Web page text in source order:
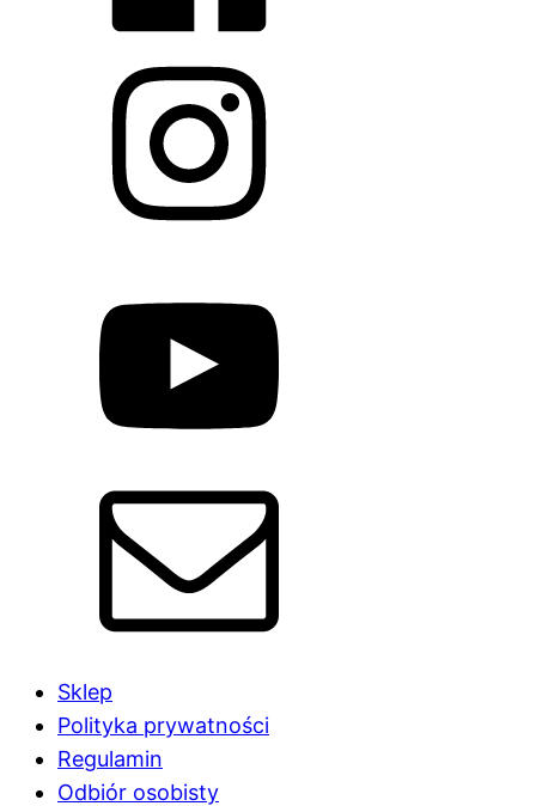
Sklep
Polityka prywatności
Regulamin
Odbiór osobisty